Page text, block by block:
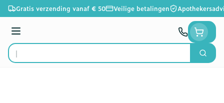
Ga naar de inhoud
Gratis verzending vanaf € 50 Veilige betalingen
Menu
Product, merk, categorie...
Zoek